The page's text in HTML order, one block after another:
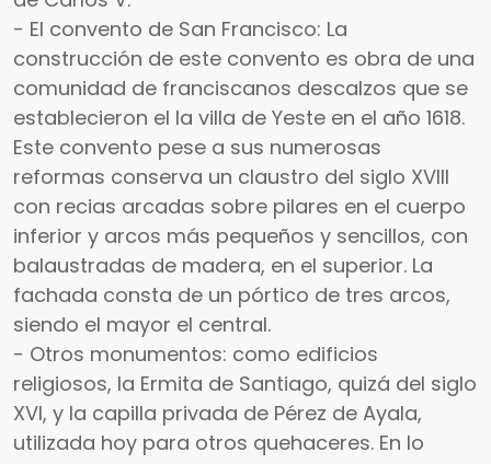
- El convento de San Francisco: La
construcción de este convento es obra de una
comunidad de franciscanos descalzos que se
establecieron el la villa de Yeste en el año 1618.
Este convento pese a sus numerosas
reformas conserva un claustro del siglo XVIII
con recias arcadas sobre pilares en el cuerpo
inferior y arcos más pequeños y sencillos, con
balaustradas de madera, en el superior. La
fachada consta de un pórtico de tres arcos,
siendo el mayor el central.
- Otros monumentos: como edificios
religiosos, la Ermita de Santiago, quizá del siglo
XVI, y la capilla privada de Pérez de Ayala,
utilizada hoy para otros quehaceres. En lo